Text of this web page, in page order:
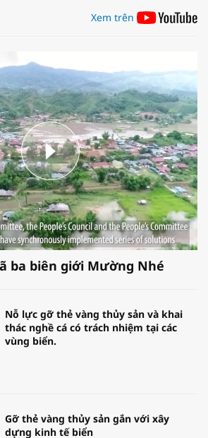
Xem trên
ba biên giới Mường Nhé
Nỗ lực gỡ thẻ vàng thủy sản và khai
thác nghề cá có trách nhiệm tại các
vùng biển.
Gỡ thẻ vàng thủy sản gắn với xây
dựng kinh tế biển